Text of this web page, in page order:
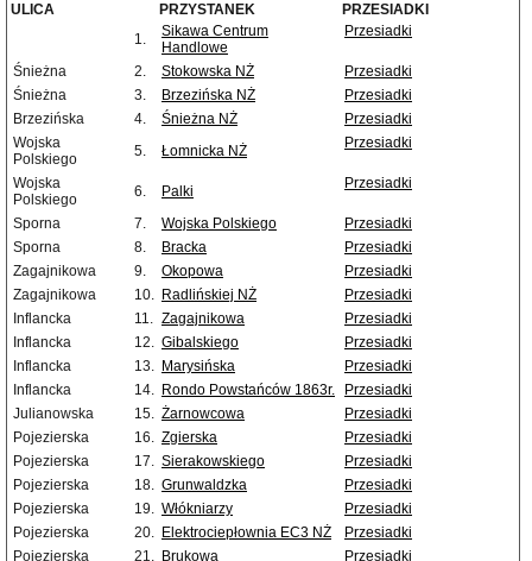
ULICA PRZYSTANEK
PRZESIADKI
1.
Sikawa Centrum
Handlowe
Przesiadki
Śnieżna 2. Stokowska NŻ
Przesiadki
Śnieżna
3. Brzezińska NŻ
Przesiadki
Brzezińska
4. Śnieżna NŻ
Przesiadki
Wojska
Polskiego
5. Łomnicka NŻ Przesiadki
Wojska
Polskiego
6. Palki Przesiadki
Sporna 7. Wojska Polskiego
Przesiadki
Sporna
8. Bracka
Przesiadki
Zagajnikowa
9. Okopowa
Przesiadki
Zagajnikowa
10. Radlińskiej NŻ
Przesiadki
Inflancka
11. Zagajnikowa
Przesiadki
Inflancka
12. Gibalskiego
Przesiadki
Inflancka
13. Marysińska
Przesiadki
Inflancka
14. Rondo Powstańców 1863r.
Przesiadki
Julianowska
15. Żarnowcowa
Przesiadki
Pojezierska
16. Zgierska
Przesiadki
Pojezierska
17. Sierakowskiego
Przesiadki
Pojezierska
18. Grunwaldzka
Przesiadki
Pojezierska
19. Włókniarzy
Przesiadki
Pojezierska
20. Elektrociepłownia EC3 NŻ
Przesiadki
Pojezierska
21. Brukowa
Przesiadki